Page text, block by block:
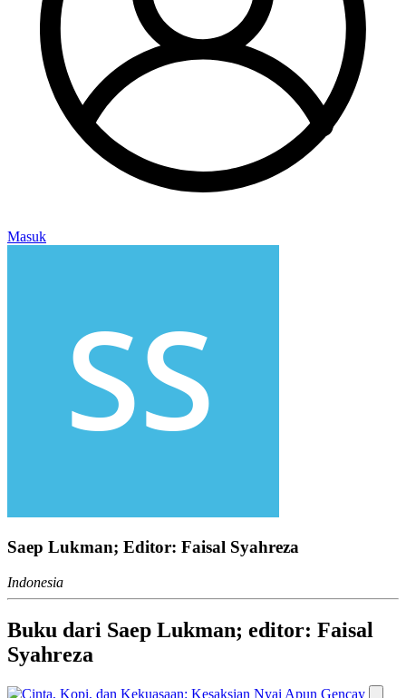
Masuk
Saep Lukman; Editor: Faisal Syahreza
Indonesia
Buku dari Saep Lukman; editor: Faisal
Syahreza